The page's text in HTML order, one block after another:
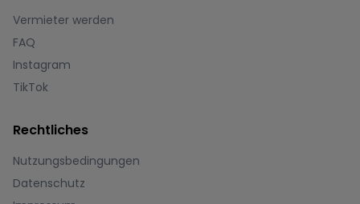
Vermieter werden
FAQ
Instagram
TikTok
Rechtliches
Nutzungsbedingungen
Datenschutz